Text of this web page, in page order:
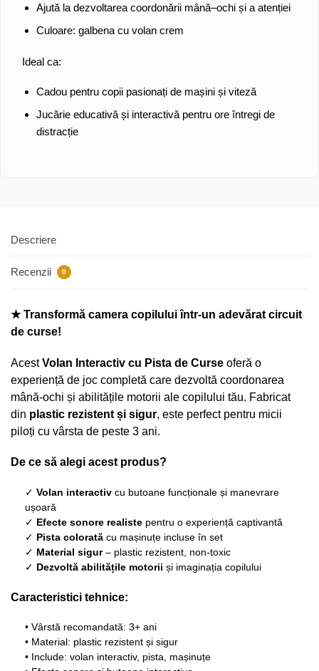
Ajută la dezvoltarea coordonării mână–ochi și a atenției
Culoare: galbena cu volan crem
Ideal ca:
Cadou pentru copii pasionați de mașini și viteză
Jucărie educativă și interactivă pentru ore întregi de
distracție
Descriere
Recenzii 0
★ Transformă camera copilului într-un adevărat circuit
de curse!
AcestVolan Interactiv cu Pista de Curse oferă o
experiență de joc completă care dezvoltă coordonarea
mână-ochi și abilitățile motorii ale copilului tău. Fabricat
din plastic rezistent și sigur, este perfect pentru micii
piloți cu vârsta de peste 3 ani.
De ce să alegi acest produs?
✓ Volan interactiv cu butoane funcționale și manevrare
ușoară
✓ Efecte sonore realiste pentru o experiență captivantă
✓ Pista colorată cu mașinuțe incluse în set
✓ Material sigur– plastic rezistent, non-toxic
✓ Dezvoltă abilitățile motorii și imaginația copilului
Caracteristici tehnice:
• Vârstă recomandată: 3+ ani
• Material: plastic rezistent și sigur
• Include: volan interactiv, pista, mașinuțe